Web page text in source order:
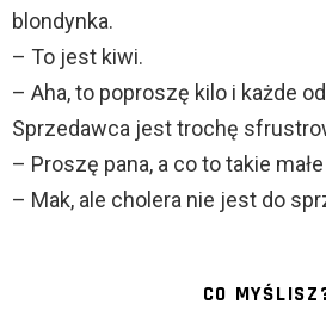
blondynka.
– To jest kiwi.
– Aha, to poproszę kilo i każde
Sprzedawca jest trochę
– Proszę pana, a co to takie
– Mak, ale cholera nie jest do
CO